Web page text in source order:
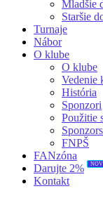
Mladšie
Staršie
Turnaje
Nábor
O klube
O klube
Vedenie
História
Sponzori
Použitie
FNPŠ
FANzóna
Darujte 2%
Kontakt